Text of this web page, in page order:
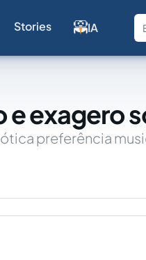
Stories IA
e exagero
preferência